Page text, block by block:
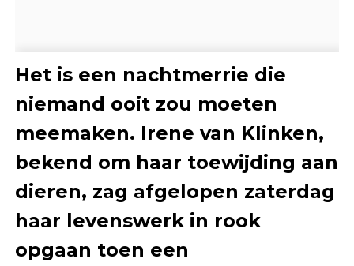
Het is een nachtmerrie die
niemand ooit zou moeten
meemaken. Irene van Klinken,
bekend om haar toewijding aan
dieren, zag afgelopen zaterdag
haar levenswerk in rook
opgaan toen een